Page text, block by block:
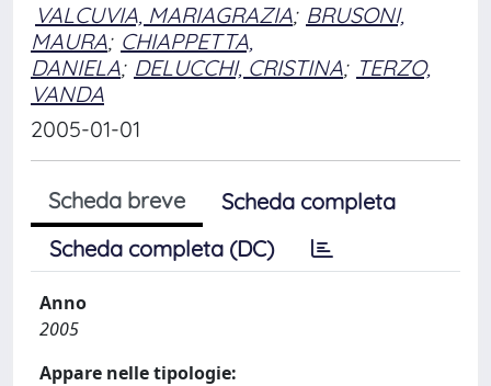
VALCUVIA, MARIAGRAZIA; BRUSONI,
MAURA; CHIAPPETTA,
DANIELA; DELUCCHI, CRISTINA; TERZO,
VANDA
2005-01-01
Scheda breve
Scheda completa
Scheda completa (DC)
Anno
2005
Appare nelle tipologie: